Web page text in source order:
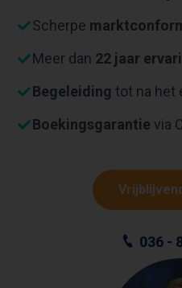
Scherpe
Meer dan 22 jaar
Begeleiding tot na het
Boekingsgarantie via
036 -